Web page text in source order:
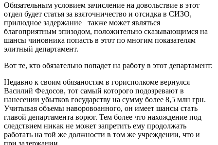
Обязательным условием зачисление на довольствие в этот
отдел будет статья за взяточничество и отсидка в СИЗО,
прилюдное задержание также может являться
благоприятным эпизодом, положительно сказывающимся на
шансы чиновника попасть в этот по многим показателям
элитный департамент.
Вот те, кто обязательно попадет на работу в этот департамент:
Недавно к своим обязаностям в горисполкоме вернулся
Василий Федосов, тот самый которого подозревают в
нанесении убытков государству на сумму более 8,5 млн грн.
Учитывая объемы наворовоанного, он имеет шансы стать
главой департамента ворюг. Тем более что нахождение под
следствием никак не может запретить ему продолжать
работать на той же должности в том же учреждении, что и
при задержании.